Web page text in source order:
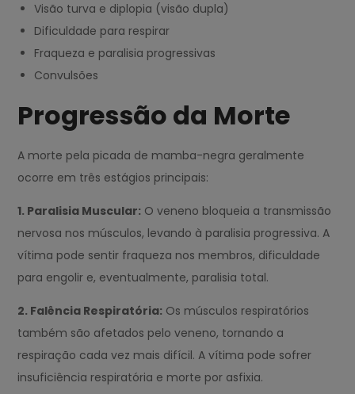
Visão turva e diplopia (visão dupla)
Dificuldade para respirar
Fraqueza e paralisia progressivas
Convulsões
Progressão da Morte
A morte pela picada de mamba-negra geralmente
ocorre em três estágios principais:
1. Paralisia Muscular: O veneno bloqueia a transmissão
nervosa nos músculos, levando à paralisia progressiva. A
vítima pode sentir fraqueza nos membros, dificuldade
para engolir e, eventualmente, paralisia total.
2. Falência Respiratória: Os músculos respiratórios
também são afetados pelo veneno, tornando a
respiração cada vez mais difícil. A vítima pode sofrer
insuficiência respiratória e morte por asfixia.